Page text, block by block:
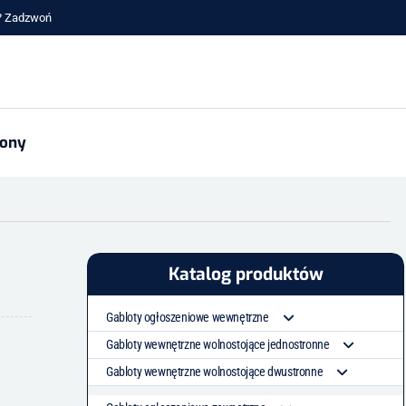
Zadzwoń
Katalog produktów
Gabloty ogłoszeniowe wewnętrzne
Z szybami przesuwnymi
Jednoskrzydłowe częściowo otwarte
Jednoskrzydłowe otwierane do góry
Gabloty wewnętrzne wolnostojące jednostronne
Z szybami przesuwnymi
Gabloty wewnętrzne wolnostojące dwustronne